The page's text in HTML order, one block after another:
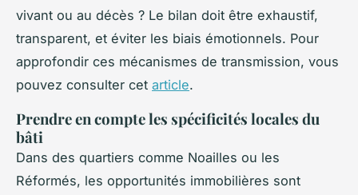
vivant ou au décès ? Le bilan doit être exhaustif,
transparent, et éviter les biais émotionnels. Pour
approfondir ces mécanismes de transmission, vous
pouvez consulter cet article.
Prendre en compte les spécificités locales du
bâti
Dans des quartiers comme Noailles ou les
Réformés, les opportunités immobilières sont